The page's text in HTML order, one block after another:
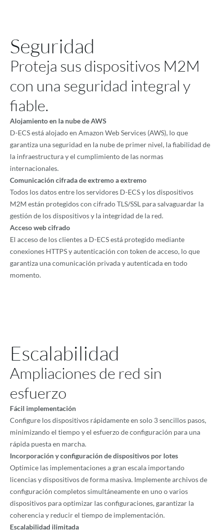
Seguridad
Proteja sus dispositivos M2M
con una seguridad integral y
fiable.
Alojamiento en la nube de AWS
D-ECS está alojado en Amazon Web Services (AWS), lo que
garantiza una seguridad en la nube de primer nivel, la fiabilidad de
la infraestructura y el cumplimiento de las normas
internacionales.
Comunicación cifrada de extremo a extremo
Todos los datos entre los servidores D-ECS y los dispositivos
M2M están protegidos con cifrado TLS/SSL para salvaguardar la
gestión de los dispositivos y la integridad de la red.
Acceso web cifrado
El acceso de los clientes a D-ECS está protegido mediante
conexiones HTTPS y autenticación con token de acceso, lo que
garantiza una comunicación privada y autenticada en todo
momento.
Escalabilidad
Ampliaciones de red sin
esfuerzo
Fácil implementación
Configure los dispositivos rápidamente en solo 3 sencillos pasos,
minimizando el tiempo y el esfuerzo de configuración para una
rápida puesta en marcha.
Incorporación y configuración de dispositivos por lotes
Optimice las implementaciones a gran escala importando
licencias y dispositivos de forma masiva. Implemente archivos de
configuración completos simultáneamente en uno o varios
dispositivos para optimizar las configuraciones, garantizar la
coherencia y reducir el tiempo de implementación.
Escalabilidad ilimitada